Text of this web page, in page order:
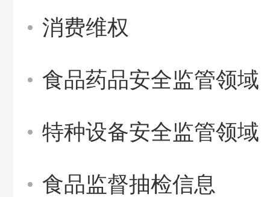
消费维权
食品药品安全监管领域
特种设备安全监管领域
食品监督抽检信息